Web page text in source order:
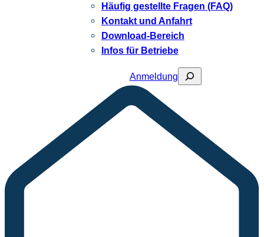
Häufig gestellte Fragen (FAQ)
Kontakt und Anfahrt
Download-Bereich
Infos für Betriebe
AnmeldungSuchen